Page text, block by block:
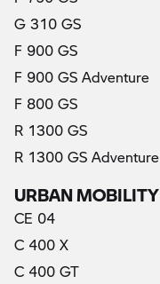
G 310 GS
F 900 GS
F 900 GS Adventure
F 800 GS
R 1300 GS(aktuálne)
R 1300 GS Adventure
URBAN MOBILITY
CE 04
C 400 X
C 400 GT